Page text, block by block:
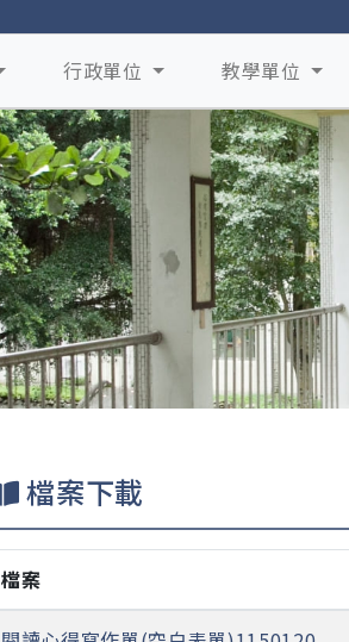
行政單位 教學單位
檔案下載
檔案